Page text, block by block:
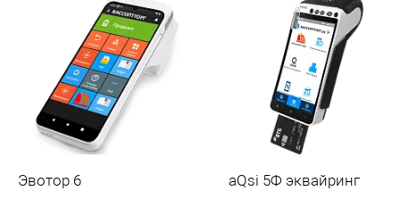
Тип дисплея
Разрешение экрана, px
1280x720
Эвотор 6 aQsi 5Ф эквайринг